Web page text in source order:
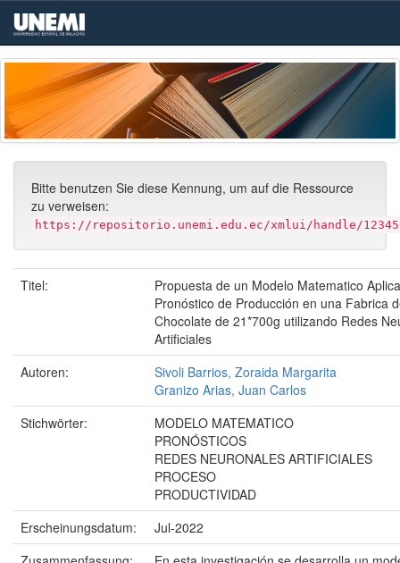
Skip
navigation
Bitte benutzen Sie diese Kennung, um auf die Ressource
zu verweisen:
https://repositorio.unemi.edu.ec/xmlui/handle/
Titel:
Propuesta de un Modelo Matematico
Pronóstico de Producción en una Fabrica
Chocolate de 21*700g utilizando Redes
Artificiales
Autoren:
Sivoli Barrios, Zoraida Margarita
Granizo Arias, Juan Carlos
Stichwörter:
MODELO MATEMATICO
PRONÓSTICOS
REDES NEURONALES ARTIFICIALES
PROCESO
PRODUCTIVIDAD
Erscheinungsdatum:
Jul-2022